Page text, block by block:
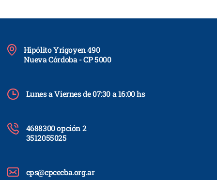
Hipólito Yrigoyen 490
Nueva Córdoba - CP 5000
Lunes a Viernes de 07:30 a 16:00 hs
4688300 opción 2
3512055025
cps@cpcecba.org.ar